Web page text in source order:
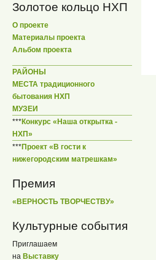
Золотое кольцо НХП
О проекте
Материалы проекта
Альбом проекта
РАЙОНЫ
МЕСТА традиционного
бытования НХП
МУЗЕИ
***Конкурс «Наша открытка -
НХП»
***Проект «В гости к
нижегородским матрешкам»
Премия
«ВЕРНОСТЬ ТВОРЧЕСТВУ»
Культурные события
Приглашаем
на Выставку